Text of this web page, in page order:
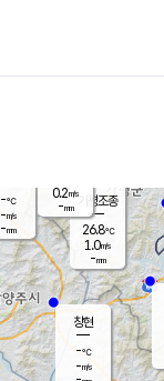
가평조종
26.8℃
1.0m/s
-mm
-℃
-m/s
-mm
창현
-℃
-m/s
0.2m/s
-mm